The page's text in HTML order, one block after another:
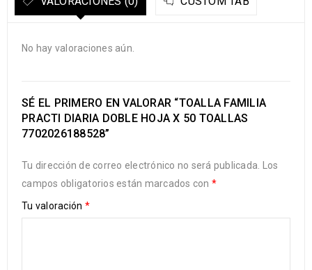
No hay valoraciones aún.
SÉ EL PRIMERO EN VALORAR “TOALLA FAMILIA
PRACTI DIARIA DOBLE HOJA X 50 TOALLAS
7702026188528”
Tu dirección de correo electrónico no será publicada.
Los
campos obligatorios están marcados con *
Tu valoración *